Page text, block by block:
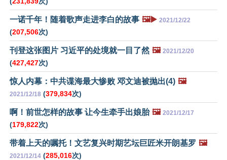
一诺千年！随着歌声走进李白的故事 🖼️▶️ 2021/12/22
(207,506次)
刊登这张图片 习近平的处境就一目了然 🖼️ 2021/12/20
(427,427次)
惊人内幕：中共谍海最大惨败 邓文迪被抛出(4) 🖼️
2021/12/18 (379,834次)
啊！前世怎样的故事 让今生牵手出娘胎 🖼️ 2021/12/17
(179,822次)
带着上天的嘱托！文艺复兴时期艺坛巨匠米开朗基罗 🖼️
2021/12/14 (285,016次)